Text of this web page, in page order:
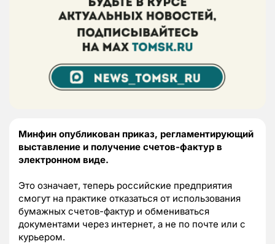
Минфин опубликован приказ, регламентирующий
выставление и получение счетов-фактур в
электронном виде.
Это означает, теперь российские предприятия
смогут на практике отказаться от использования
бумажных счетов-фактур и обмениваться
документами через интернет, а не по почте или с
курьером.